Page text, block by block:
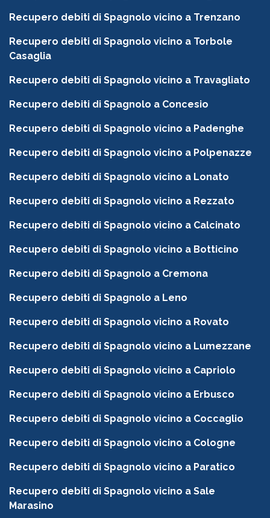
Recupero debiti di Spagnolo vicino a Trenzano
Recupero debiti di Spagnolo vicino a Torbole
Casaglia
Recupero debiti di Spagnolo vicino a Travagliato
Recupero debiti di Spagnolo a Concesio
Recupero debiti di Spagnolo vicino a Padenghe
Recupero debiti di Spagnolo vicino a Polpenazze
Recupero debiti di Spagnolo vicino a Lonato
Recupero debiti di Spagnolo vicino a Rezzato
Recupero debiti di Spagnolo vicino a Calcinato
Recupero debiti di Spagnolo vicino a Botticino
Recupero debiti di Spagnolo a Cremona
Recupero debiti di Spagnolo a Leno
Recupero debiti di Spagnolo vicino a Rovato
Recupero debiti di Spagnolo vicino a Lumezzane
Recupero debiti di Spagnolo vicino a Capriolo
Recupero debiti di Spagnolo vicino a Erbusco
Recupero debiti di Spagnolo vicino a Coccaglio
Recupero debiti di Spagnolo vicino a Cologne
Recupero debiti di Spagnolo vicino a Paratico
Recupero debiti di Spagnolo vicino a Sale
Marasino